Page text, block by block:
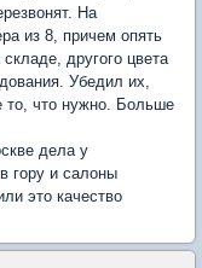
На
из 8, причем опять
другого цвета
Убедил их,
то, что нужно. Больше
дела у
гору и салоны
это качество